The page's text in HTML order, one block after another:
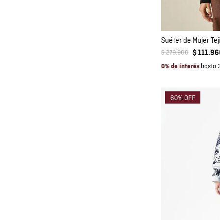
$279.900 $111.
0% de interés hasta